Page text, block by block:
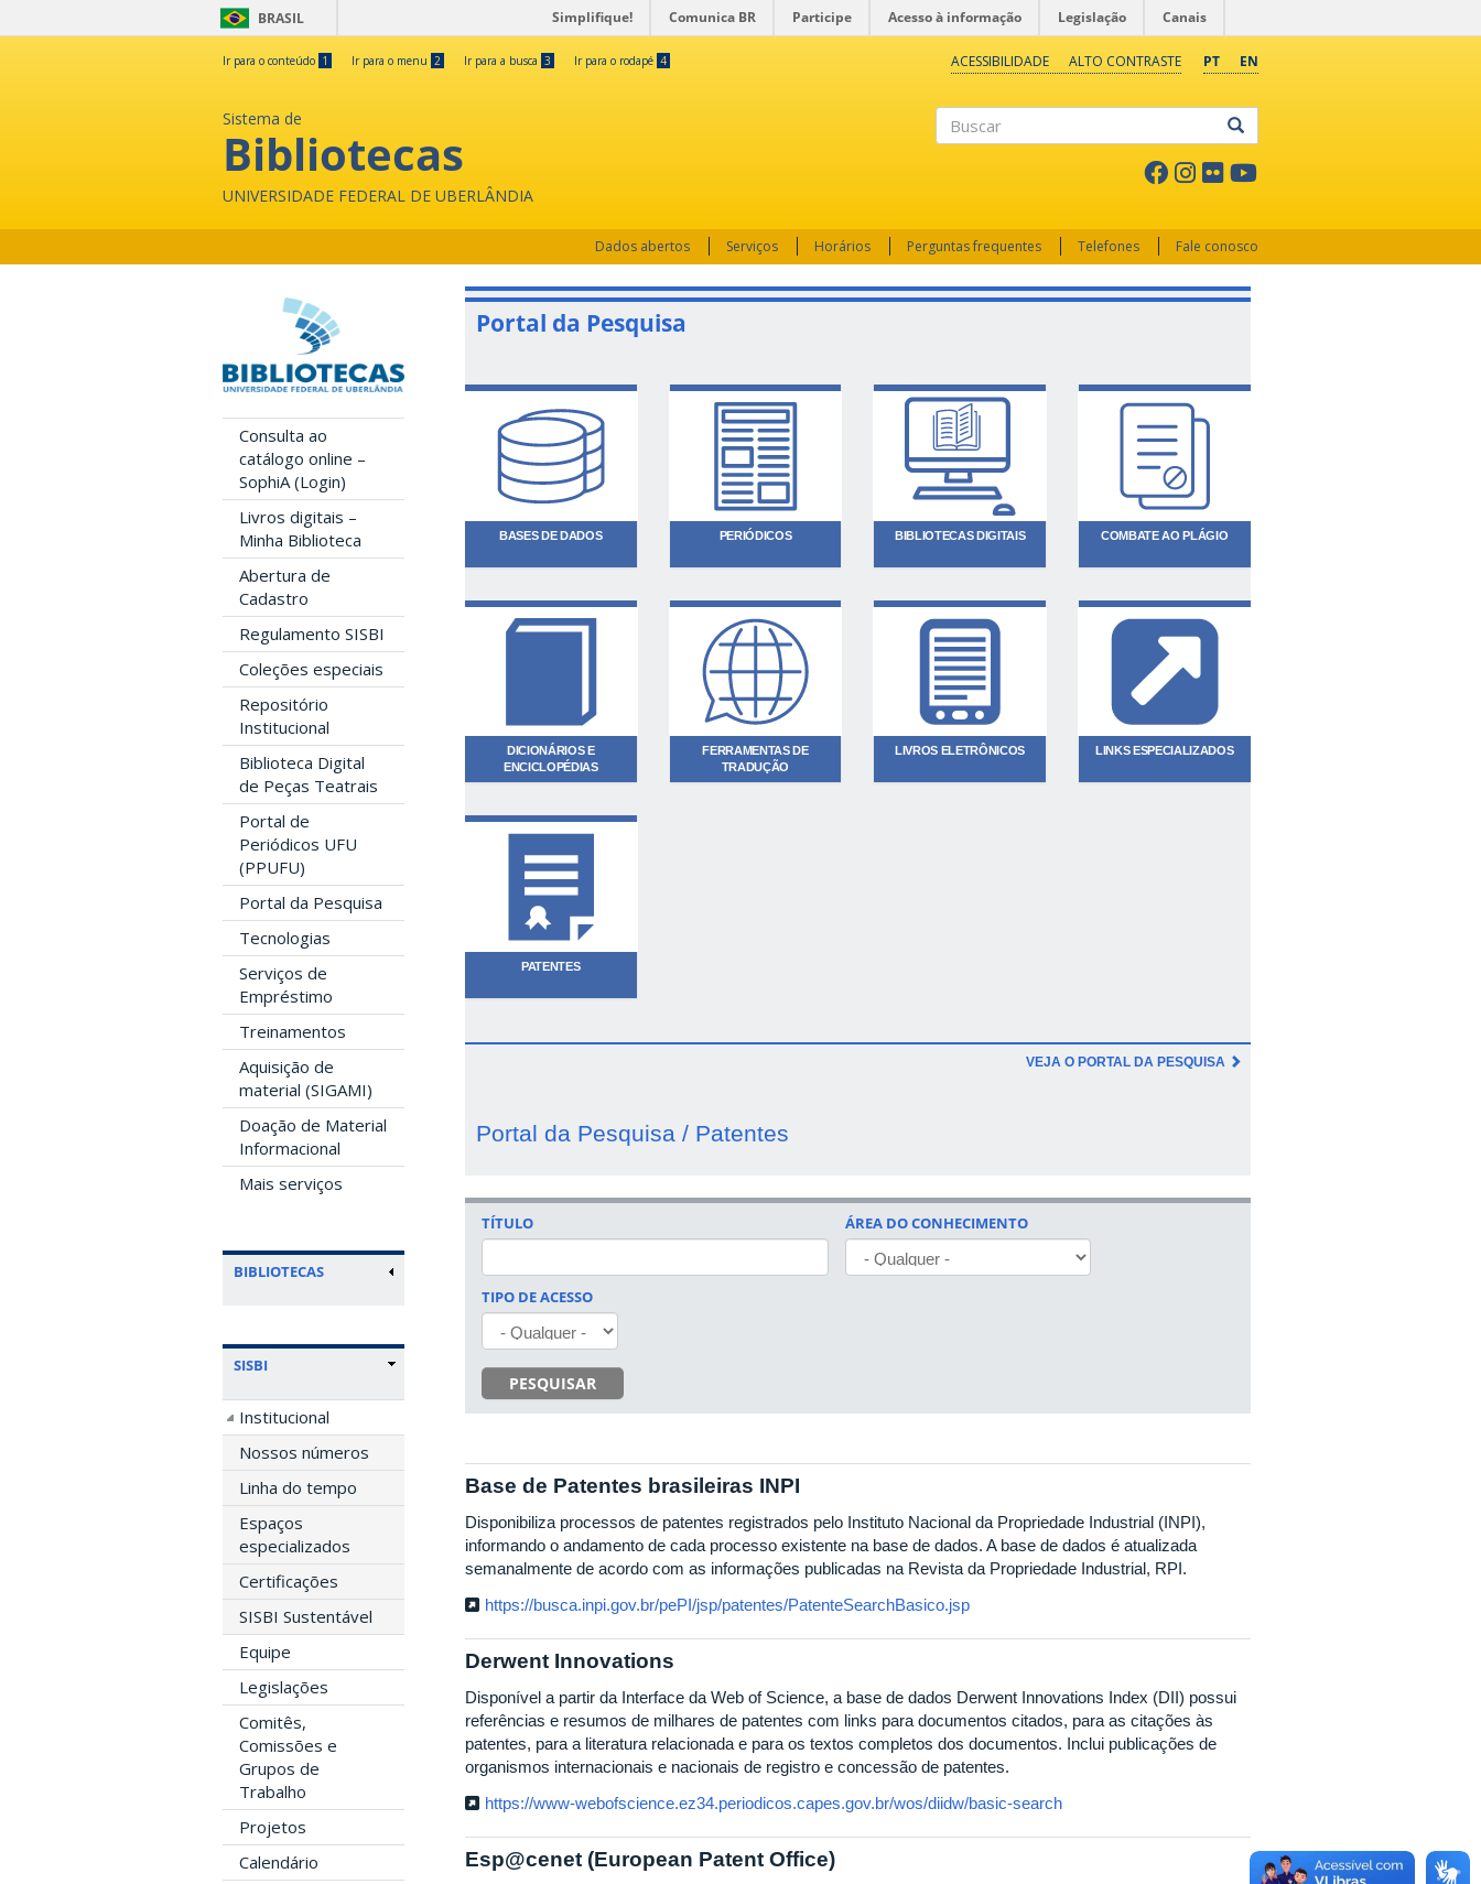
BRASIL Simplifique! Comunica BR Participe Acesso à informação Legislação Canais
Ir para o conteúdo 1 Ir para o menu 2 Ir para a busca 3 Ir para o rodapé 4 PT EN
ACESSIBILIDADE ALTO CONTRASTE
Sistema de
Bibliotecas
UNIVERSIDADE FEDERAL DE UBERLÂNDIA
Dados abertos Serviços Horários Perguntas frequentes Telefones Fale conosco
Consulta ao
catálogo online –
SophiA (Login)
Livros digitais –
Minha Biblioteca
Abertura de
Cadastro
Regulamento SISBI
Coleções especiais
Repositório
Institucional
Biblioteca Digital
de Peças Teatrais
Portal de
Periódicos UFU
(PPUFU)
Portal da Pesquisa
Tecnologias
Serviços de
Empréstimo
Treinamentos
Aquisição de
material (SIGAMI)
Doação de Material
Informacional
Mais serviços
BIBLIOTECAS
SISBI
Institucional
Nossos números
Linha do tempo
Espaços
especializados
Certificações
SISBI Sustentável
Equipe
Legislações
Comitês,
Comissões e
Grupos de
Trabalho
Projetos
Calendário
Portal da Pesquisa
BASES DE DADOS PERIÓDICOS BIBLIOTECAS DIGITAIS COMBATE AO PLÁGIO
DICIONÁRIOS E
ENCICLOPÉDIAS
FERRAMENTAS DE
TRADUÇÃO
LIVROS ELETRÔNICOS LINKS ESPECIALIZADOS
PATENTES
VEJA O PORTAL DA PESQUISA
Portal da Pesquisa / Patentes
TÍTULO ÁREA DO CONHECIMENTO
TIPO DE ACESSO
PESQUISAR
Base de Patentes brasileiras INPI
Disponibiliza processos de patentes registrados pelo Instituto Nacional da Propriedade Industrial (INPI),
informando o andamento de cada processo existente na base de dados. A base de dados é atualizada
semanalmente de acordo com as informações publicadas na Revista da Propriedade Industrial, RPI.
https://busca.inpi.gov.br/pePI/jsp/patentes/PatenteSearchBasico.jsp
Derwent Innovations
Disponível a partir da Interface da Web of Science, a base de dados Derwent Innovations Index (DII) possui
referências e resumos de milhares de patentes com links para documentos citados, para as citações às
patentes, para a literatura relacionada e para os textos completos dos documentos. Inclui publicações de
organismos internacionais e nacionais de registro e concessão de patentes.
https://www-webofscience.ez34.periodicos.capes.gov.br/wos/diidw/basic-search
Esp@cenet (European Patent Office)